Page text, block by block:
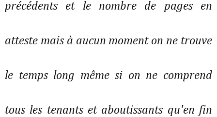
précédents et le nombre de pages en
atteste mais à aucun moment on ne trouve
le temps long même si on ne comprend
tous les tenants et aboutissants qu'en fin